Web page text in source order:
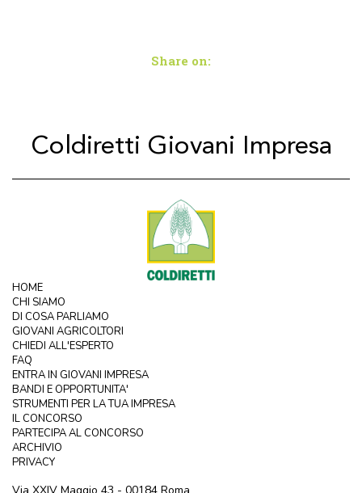
Share on:
Coldiretti Giovani Impresa
HOME
CHI SIAMO
DI COSA PARLIAMO
GIOVANI AGRICOLTORI
CHIEDI ALL'ESPERTO
FAQ
ENTRA IN GIOVANI IMPRESA
BANDI E OPPORTUNITA'
STRUMENTI PER LA TUA IMPRESA
IL CONCORSO
PARTECIPA AL CONCORSO
ARCHIVIO
PRIVACY